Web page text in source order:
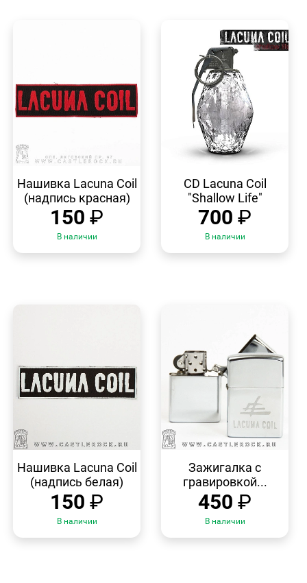
ПРОСМОТР
Нашивка Lacuna Coil
(надпись красная)
150 ₽
В наличии
ПРОСМОТР
CD Lacuna Coil
"Shallow Life"
700 ₽
В наличии
ПРОСМОТР
Нашивка Lacuna Coil
(надпись белая)
150 ₽
В наличии
ПРОСМОТР
Зажигалка с
гравировкой...
450 ₽
В наличии